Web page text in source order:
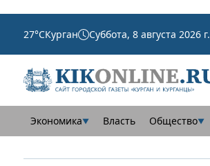
27°CКурган Суббота, 8 августа 2026 г.
Экономика▼ Власть Общество▼